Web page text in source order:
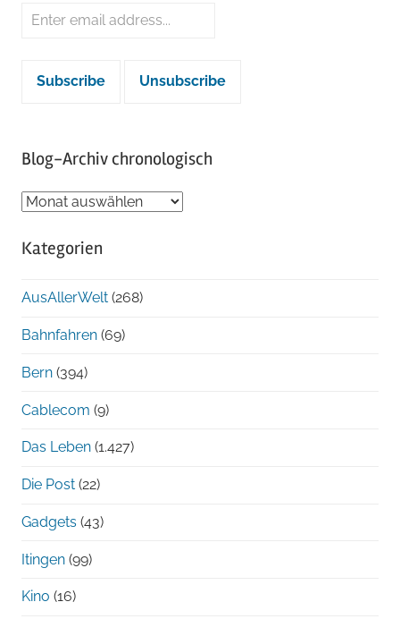
Blog-Archiv chronologisch
Blog-
chronologisch
Kategorien
AusAllerWelt (268)
Bahnfahren (69)
Bern (394)
Cablecom (9)
Das Leben (1.427)
Die Post (22)
Gadgets (43)
Itingen (99)
Kino (16)